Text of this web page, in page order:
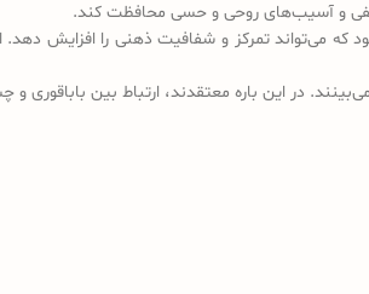
منفی و آسیب‌های روحی و حسی محافظت کند.
تمرکز و شفافیت ذهنی را افزایش دهد.
در این باره معتقدند، ارتباط بین